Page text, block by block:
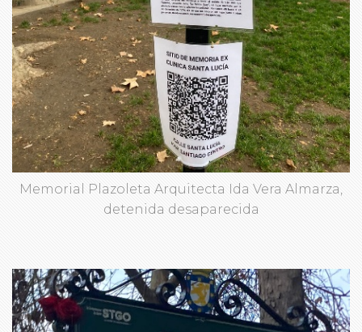
Memorial Plazoleta Arquitecta Ida Vera Almarza,
detenida desaparecida